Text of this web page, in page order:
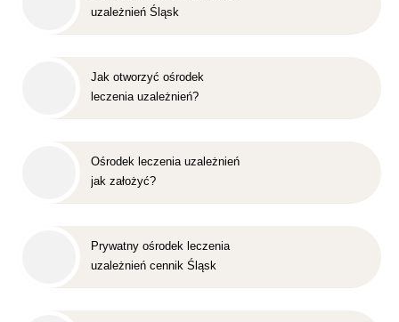
uzależnień Śląsk
Jak otworzyć ośrodek
leczenia uzależnień?
Ośrodek leczenia uzależnień
jak założyć?
Prywatny ośrodek leczenia
uzależnień cennik Śląsk